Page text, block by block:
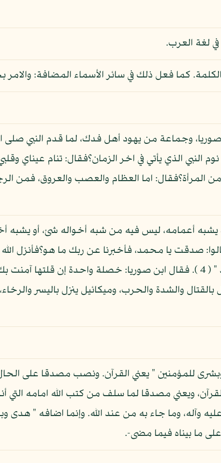
لغة العرب.
كما فعل ذلك في سائر الأسماء المضافة: والامر
وجماعة من يهود أهل فدك، لما قدم النبي صلى
الذي يأتي في اخر الزمان؟فقال: تنام عيناي
المرأة؟فقال: اما العظام والعصب والعروق، فمن
يشبه أعمامه، ليس فيه من شبه أخواله شئ، أو
صدقت يا محمد، فأخبرنا عن ربك ما هو؟فأنزل
لم يلد ولم يولد ولم يكن له كفوا أحد " ( 4 ). فقال ابن صوريا: خصلة واحدة
والشدة والحرب، وميكائيل ينزل باليسر
للمؤمنين " يعني القرآن. ونصب مصدقا على الحال.
ويعني مصدقا لما سلف من كتب الله امامه التي
عليه وآله، وما جاء به من عند الله. وإنما اضافه "
على ما بيناه فيما مضى-.